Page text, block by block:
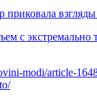
приковала
с
modi/article-